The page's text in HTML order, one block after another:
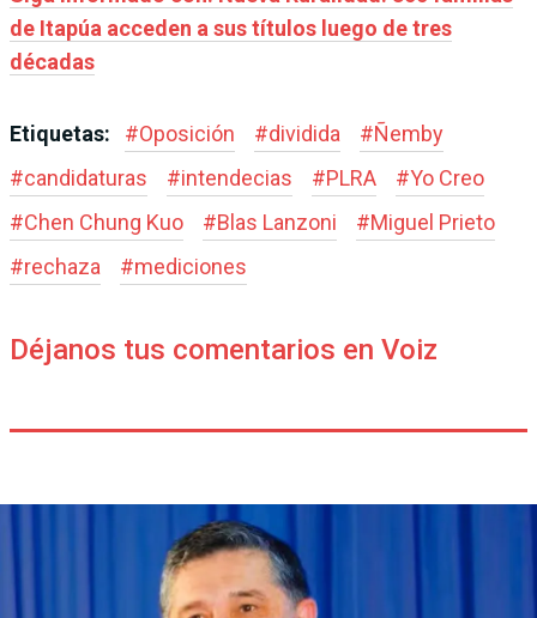
de Itapúa acceden a sus títulos luego de tres
décadas
Etiquetas: #Oposición #dividida #Ñemby
#candidaturas #intendecias #PLRA #Yo Creo
#Chen Chung Kuo #Blas Lanzoni #Miguel Prieto
#rechaza #mediciones
Déjanos tus comentarios en Voiz